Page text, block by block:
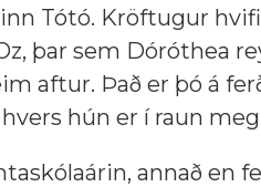
Tótó. Kröftugur
þar sem Dóróthea
aftur. Það er þó á
hún er í raun
annað en